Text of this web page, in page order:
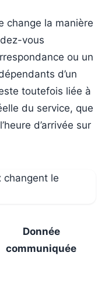
change la manière
vous
ou un
d’un
toutefois liée à
du service, que
d’arrivée sur
Donnée
communiquée